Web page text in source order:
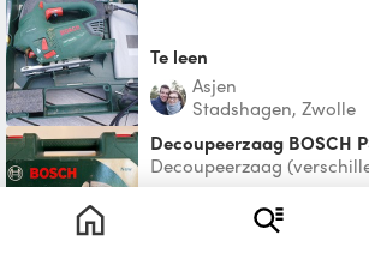
Te leen
Asjen
Stadshagen, Zwolle
Decoupeerzaag BOSCH
Decoupeerzaag
deze vervangen a